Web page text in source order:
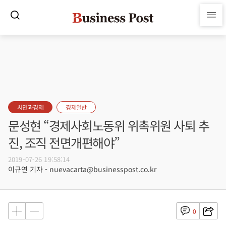
시민과경제 경제일반
문성현 “경제사회노동위 위촉위원 사퇴 추
진, 조직 전면개편해야”
2019-07-26 19:58:14
이규연 기자 - nuevacarta@businesspost.co.kr
0